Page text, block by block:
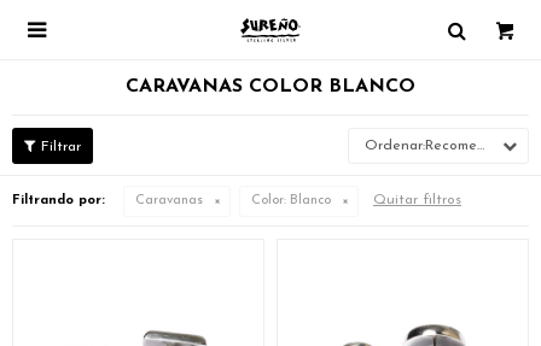

CARAVANAS COLOR BLANCO
Recomendados
Filtrando por: Caravanas Color: Blanco Quitar filtros